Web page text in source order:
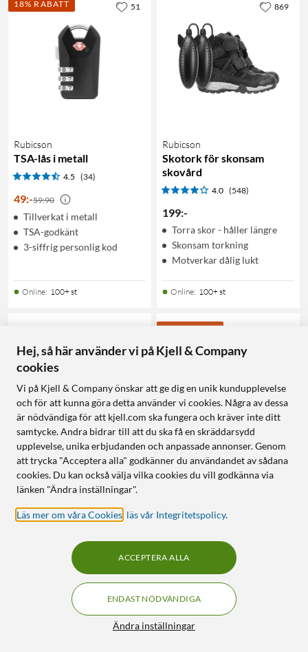
18% RABATT
Rubicson
TSA-lås i metall
4.5 (34)
49:-59:90
Tillverkat i metall
TSA-godkänt
3-siffrig personlig kod
Online: 100+ st
51
Rubicson
Skotork för skonsam
skovård
4.0 (548)
199:-
Torra skor - håller längre
Skonsam torkning
Motverkar dålig lukt
Online: 100+ st
869
Rubicson
Minimassage
19990
massagehuvuden
Kan användas i duschen
25% RABATT
Rubicson
Crème brûlée-brännare
149
Justerbar låga
Tänds med en
knapptryckning
Drivs med butangas (ingår
ej)
Online:
Hej, så här använder vi på Kjell & Company
cookies
Vi på Kjell & Company önskar att ge dig en unik kundupplevelse
och för att kunna göra detta använder vi cookies. Några av dessa
är nödvändiga för att kjell.com ska fungera och kräver inte ditt
samtycke. Andra bidrar till att du ska få en skräddarsydd
upplevelse, unika erbjudanden och anpassade annonser. Genom
att trycka "Acceptera alla" godkänner du användandet av sådana
cookies. Du kan också välja vilka cookies du vill godkänna via
länken "Ändra inställningar".
Läs mer om våra Cookies läs vår Integritetspolicy.
Ändra inställningar
ENDAST NÖDVÄNDIGA
ACCEPTERA ALLA